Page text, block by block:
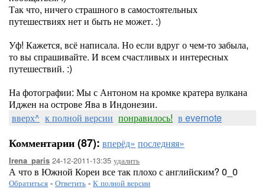
Так что, ничего страшного в самостоятельных
путешествиях нет и быть не может. :)
Уф! Кажется, всё написала. Но если вдруг о чем-то забыла,
то вы спрашивайте. И всем счастливых и интересных
путешествий. :)
На фотографии: Мы с Антоном на кромке кратера вулкана
Иджен на острове Ява в Индонезии.
вверх^ к полной версии понравилось! в evernote
Комментарии (87): вперёд» последняя»
Irena_paris 24-12-2011-13:35 удалить
А что в Южной Кореи все так плохо с английским? 0_0
Обратиться - Ответить - К полной версии